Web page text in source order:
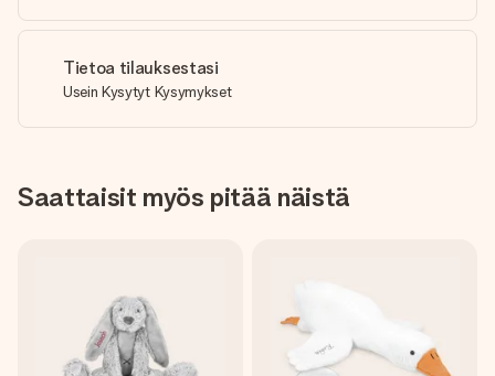
Tietoa tilauksestasi
Usein Kysytyt Kysymykset
Saattaisit myös pitää näistä